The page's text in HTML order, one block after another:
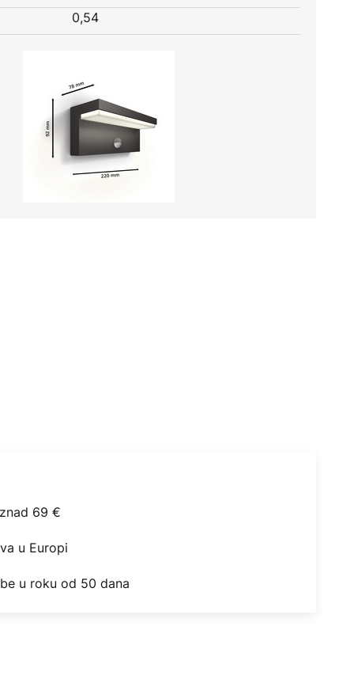
0,54
69 €
u Europi
u roku od 50 dana